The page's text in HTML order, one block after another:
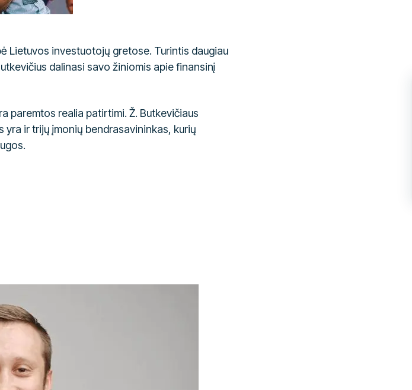
Lietuvos investuotojų gretose. Turintis daugiau
dalinasi savo žiniomis apie finansinį
paremtos realia patirtimi. Ž. Butkevičiaus
ir trijų įmonių bendrasavininkas, kurių